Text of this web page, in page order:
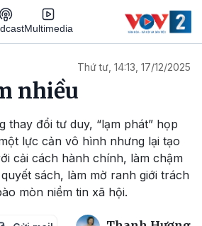
Multimedia
Thứ tư, 14:13, 17/12/2025
nhiều
thay đổi tư duy, “lạm phát” họp
lực cản vô hình nhưng lại tạo
cải cách hành chính, làm chậm
sách, làm mờ ranh giới trách
mòn niềm tin xã hội.